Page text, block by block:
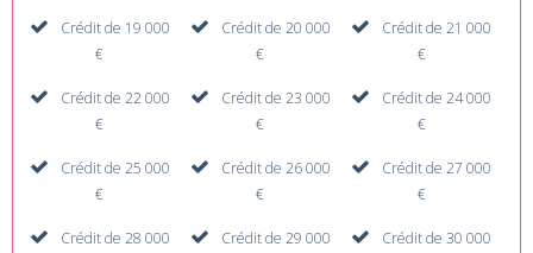
Crédit de 19 000
€
Crédit de 20 000
€
Crédit de 21 000
€
Crédit de 22 000
€
Crédit de 23 000
€
Crédit de 24 000
€
Crédit de 25 000
€
Crédit de 26 000
€
Crédit de 27 000
€
Crédit de 28 000
Crédit de 29 000
Crédit de 30 000